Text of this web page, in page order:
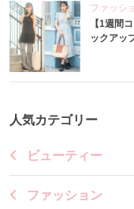
ファッシ
【1週間
ックアッ
人気カテゴリー
ビューティー
ファッション